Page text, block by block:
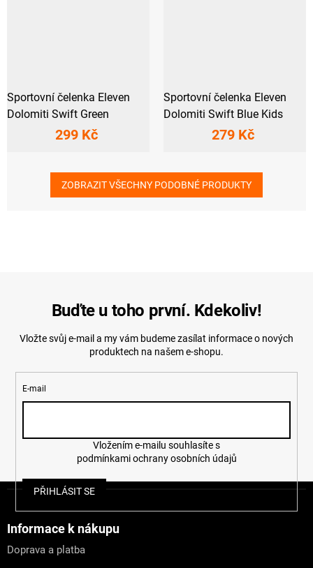
Sportovní čelenka Eleven
Dolomiti Swift Green
299 Kč
Sportovní čelenka Eleven
Dolomiti Swift Blue Kids
279 Kč
ZOBRAZIT VŠECHNY PODOBNÉ PRODUKTY
Buďte u toho první. Kdekoliv!
Vložte svůj e-mail a my vám budeme zasílat informace o nových
produktech na našem e-shopu.
E-mail
podmínkami ochrany osobních údajů
PŘIHLÁSIT SE
Informace k nákupu
Doprava a platba